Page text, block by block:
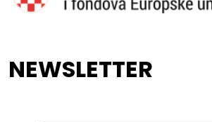
NEWSLETTER